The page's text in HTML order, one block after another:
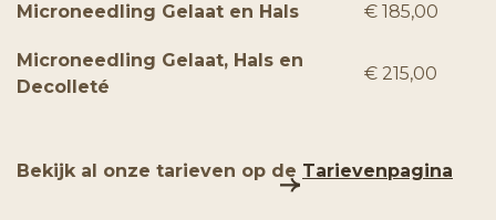
Microneedling Gelaat en Hals € 185,00
Microneedling Gelaat, Hals en
Decolleté
€ 215,00
Bekijk al onze tarieven op de Tarievenpagina